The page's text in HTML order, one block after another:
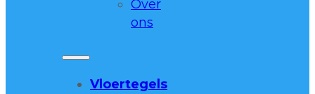
Over
ons
Vloertegels